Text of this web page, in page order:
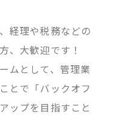
経理や税務などの
、大歓迎です！
ムとして、管理業
とで「バックオフ
ップを目指すこと